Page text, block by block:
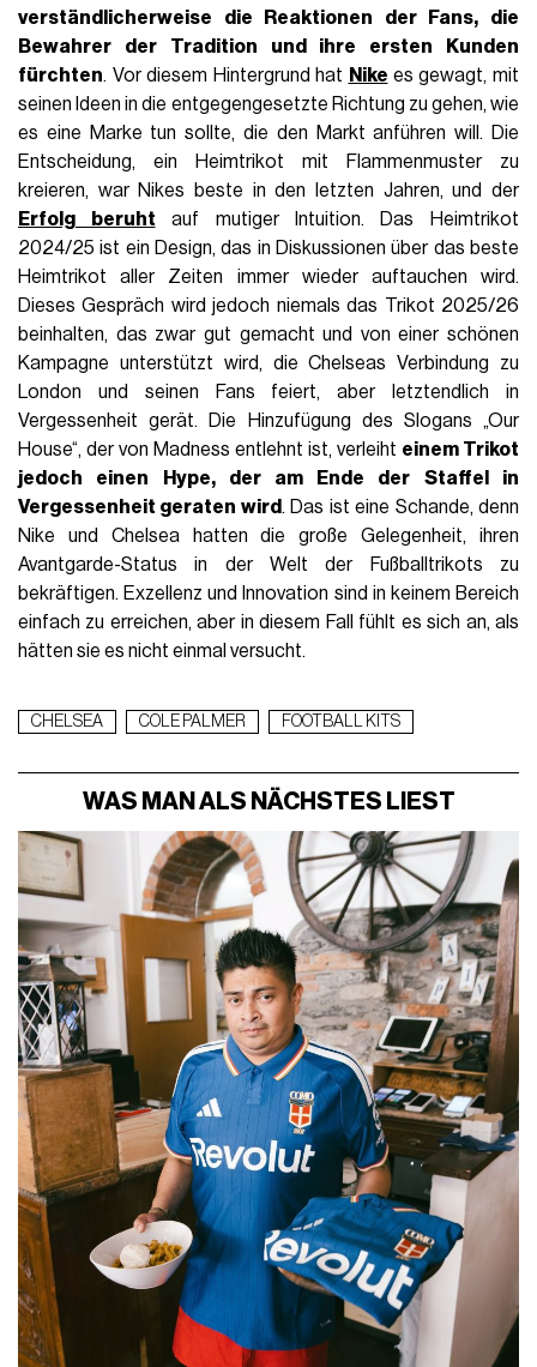
verständlicherweise die Reaktionen der Fans, die
Bewahrer der Tradition und ihre ersten Kunden
fürchten. Vor diesem Hintergrund hat Nike es gewagt, mit
seinen Ideen in die entgegengesetzte Richtung zu gehen, wie
es eine Marke tun sollte, die den Markt anführen will. Die
Entscheidung, ein Heimtrikot mit Flammenmuster zu
kreieren, war Nikes beste in den letzten Jahren, und der
Erfolg beruht auf mutiger Intuition. Das Heimtrikot
2024/25 ist ein Design, das in Diskussionen über das beste
Heimtrikot aller Zeiten immer wieder auftauchen wird.
Dieses Gespräch wird jedoch niemals das Trikot 2025/26
beinhalten, das zwar gut gemacht und von einer schönen
Kampagne unterstützt wird, die Chelseas Verbindung zu
London und seinen Fans feiert, aber letztendlich in
Vergessenheit gerät. Die Hinzufügung des Slogans „Our
House“, der von Madness entlehnt ist, verleiht einem Trikot
jedoch einen Hype, der am Ende der Staffel in
Vergessenheit geraten wird . Das ist eine Schande, denn
Nike und Chelsea hatten die große Gelegenheit, ihren
Avantgarde-Status in der Welt der Fußballtrikots zu
bekräftigen. Exzellenz und Innovation sind in keinem Bereich
einfach zu erreichen, aber in diesem Fall fühlt es sich an, als
hätten sie es nicht einmal versucht.
CHELSEA COLE PALMER FOOTBALL KITS
WAS MAN ALS NÄCHSTES LIEST